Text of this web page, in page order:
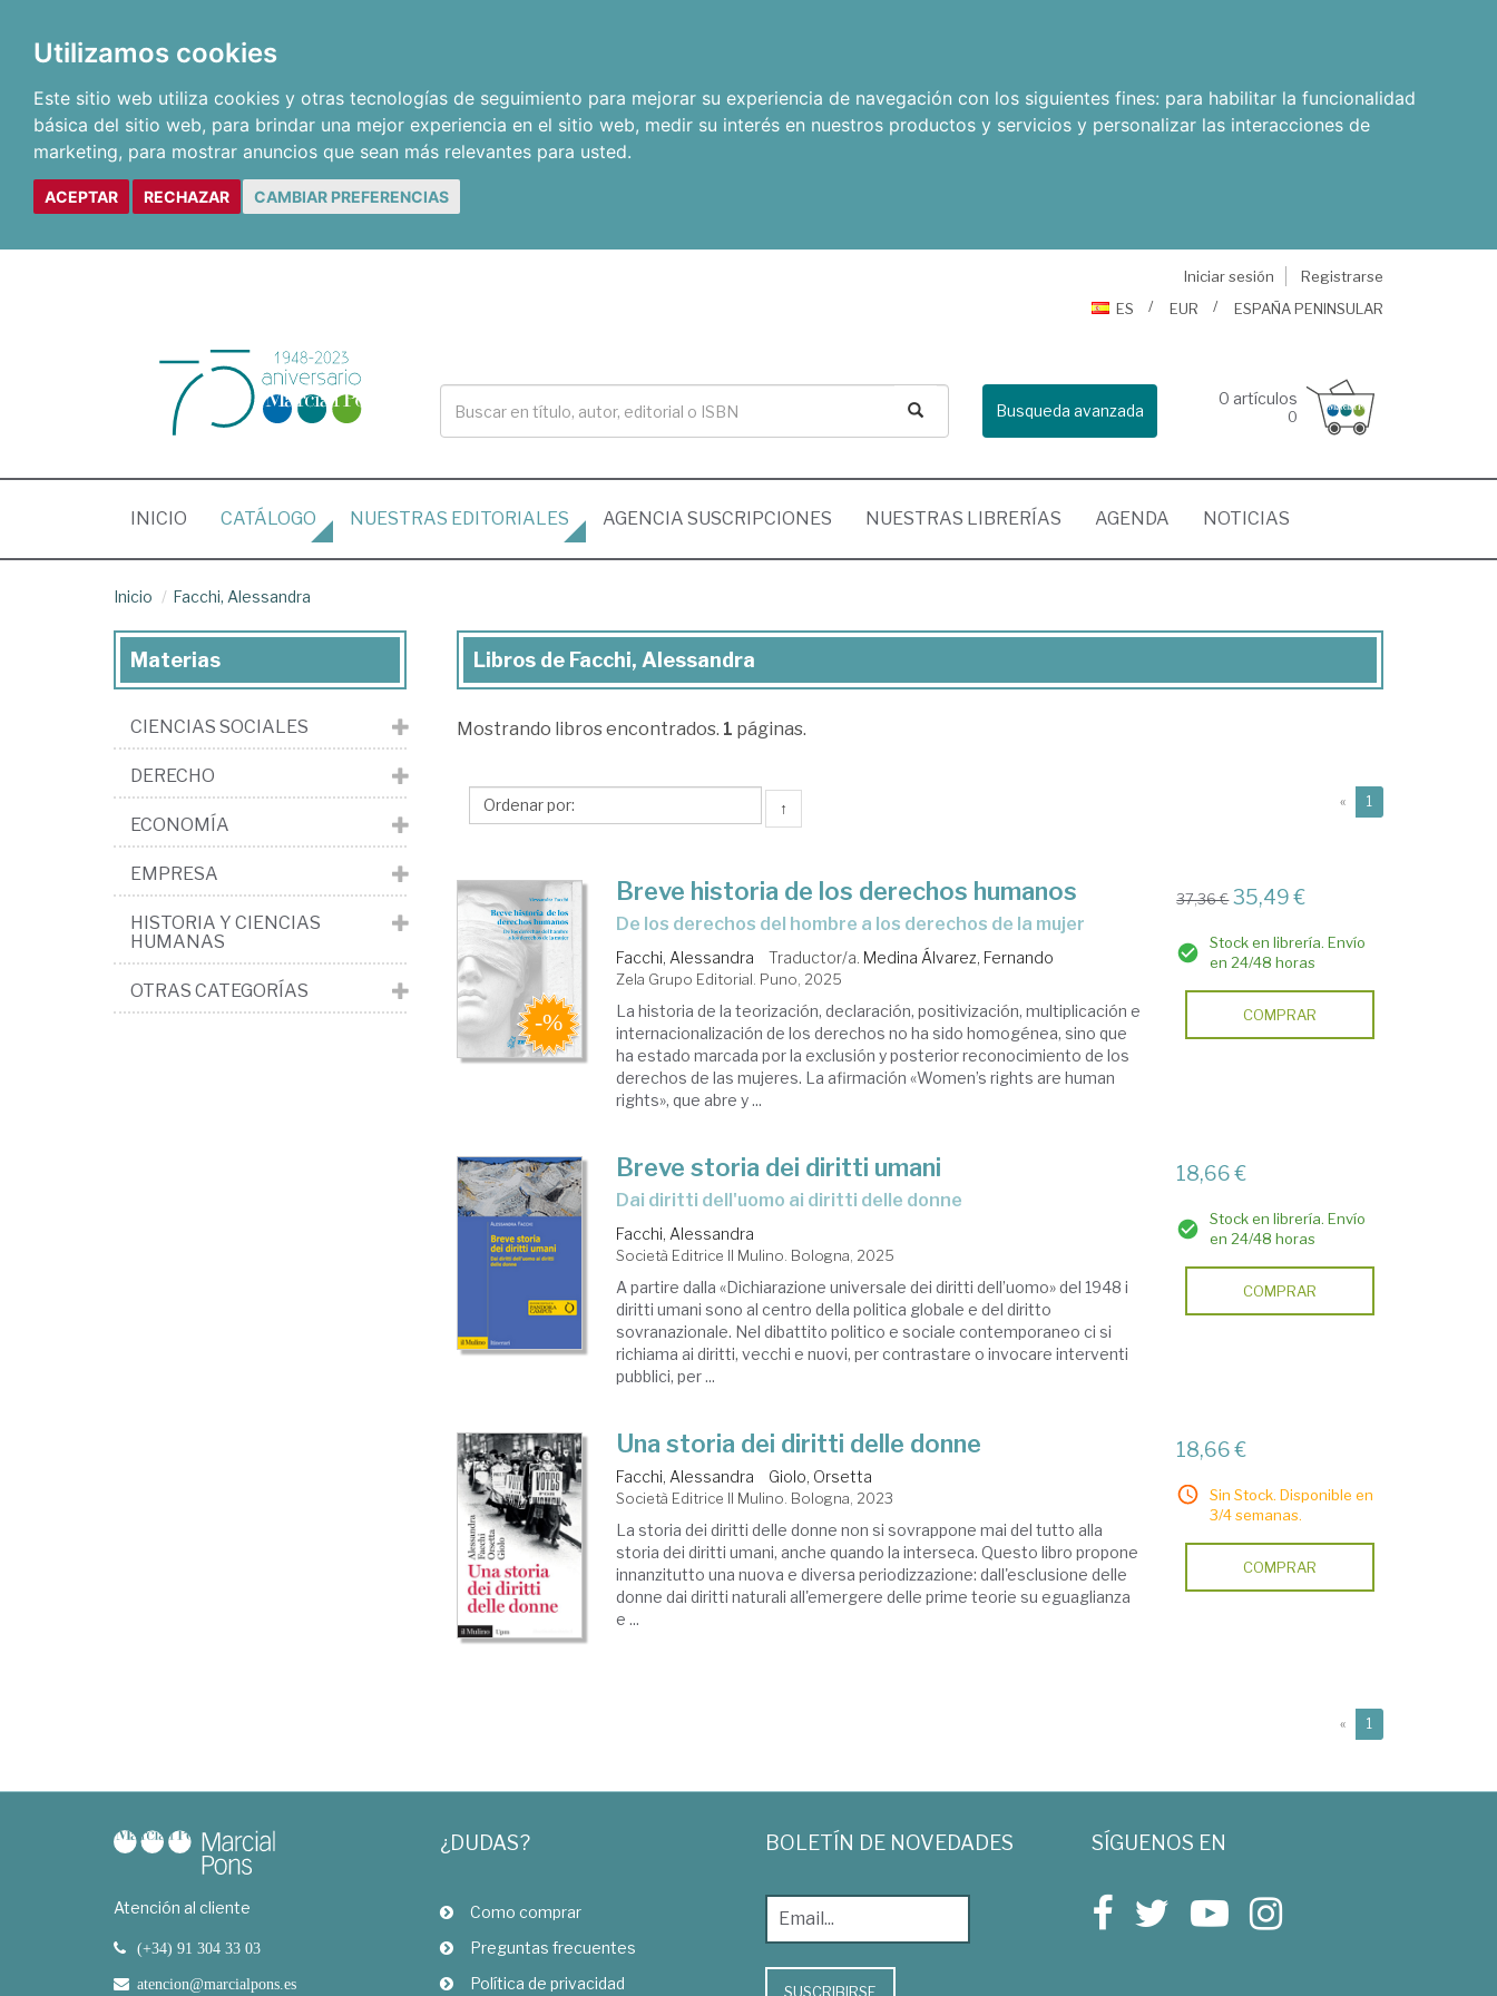
Utilizamos cookies
Este sitio web utiliza cookies y otras tecnologías de seguimiento para mejorar su experiencia de navegación con los siguientes fines: para habilitar la funcionalidad
básica del sitio web, para brindar una mejor experiencia en el sitio web, medir su interés en nuestros productos y servicios y personalizar las interacciones de
marketing, para mostrar anuncios que sean más relevantes para usted.
ACEPTAR RECHAZAR CAMBIAR PREFERENCIAS
Iniciar sesión
Registrarse
ES
EUR ESPAÑA PENINSULAR
Busqueda avanzada
0 artículos
0
INICIO (CURRENT)
CATÁLOGO NUESTRAS EDITORIALES AGENCIA SUSCRIPCIONES NUESTRAS LIBRERÍAS AGENDA NOTICIAS
Inicio Facchi, Alessandra
Libros
Facchi,
Libros de Facchi, Alessandra
Mostrando libros encontrados. 1 páginas.
↑ « 1
Breve historia de los derechos humanos
de los derechos del hombre a los derechos de la mujer
Facchi, Alessandra Traductor/a. Medina Álvarez, Fernando
Zela Grupo Editorial. Puno, 2025
La historia de la teorización, declaración, positivización, multiplicación e
internacionalización de los derechos no ha sido homogénea, sino que
ha estado marcada por la exclusión y posterior reconocimiento de los
derechos de las mujeres. La afirmación «Women’s rights are human
rights», que abre y ...
37,36 € 35,49 €
Stock en librería. Envío
en 24/48 horas
COMPRAR
Breve storia dei diritti umani
Dai diritti dell'uomo ai diritti delle donne
Facchi, Alessandra
Società Editrice Il Mulino. Bologna, 2025
A partire dalla «Dichiarazione universale dei diritti dell’uomo» del 1948 i
diritti umani sono al centro della politica globale e del diritto
sovranazionale. Nel dibattito politico e sociale contemporaneo ci si
richiama ai diritti, vecchi e nuovi, per contrastare o invocare interventi
pubblici, per ...
18,66 €
Stock en librería. Envío
en 24/48 horas
COMPRAR
Una storia dei diritti delle donne
Facchi, Alessandra Giolo, Orsetta
Società Editrice Il Mulino. Bologna, 2023
La storia dei diritti delle donne non si sovrappone mai del tutto alla
storia dei diritti umani, anche quando la interseca. Questo libro propone
innanzitutto una nuova e diversa periodizzazione: dall'esclusione delle
donne dai diritti naturali all'emergere delle prime teorie su eguaglianza
e ...
18,66 €
Sin Stock. Disponible en
3/4 semanas.
COMPRAR
« 1
Materias
CIENCIAS SOCIALES
DERECHO
ECONOMÍA
EMPRESA
HISTORIA Y CIENCIAS
HUMANAS
OTRAS CATEGORÍAS
Atención al cliente
(+34) 91 304 33 03
atencion@marcialpons.es
¿DUDAS?
Como comprar
Preguntas frecuentes
Política de privacidad
BOLETÍN DE NOVEDADES
SUSCRIBIRSE
SÍGUENOS EN